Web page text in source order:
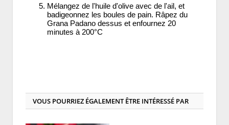
Mélangez de l'huile d'olive avec de l'ail, et
badigeonnez les boules de pain. Râpez du
Grana Padano dessus et enfournez 20
minutes à 200°C
VOUS POURRIEZ ÉGALEMENT ÊTRE INTÉRESSÉ PAR